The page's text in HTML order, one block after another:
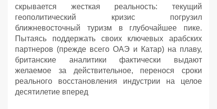
скрывается жесткая реальность: текущий
геополитический кризис погрузил
ближневосточный туризм в глубочайшее пике.
Пытаясь поддержать своих ключевых арабских
партнеров (прежде всего ОАЭ и Катар) на плаву,
британские аналитики фактически выдают
желаемое за действительное, перенося сроки
реального восстановления индустрии на целое
десятилетие вперед